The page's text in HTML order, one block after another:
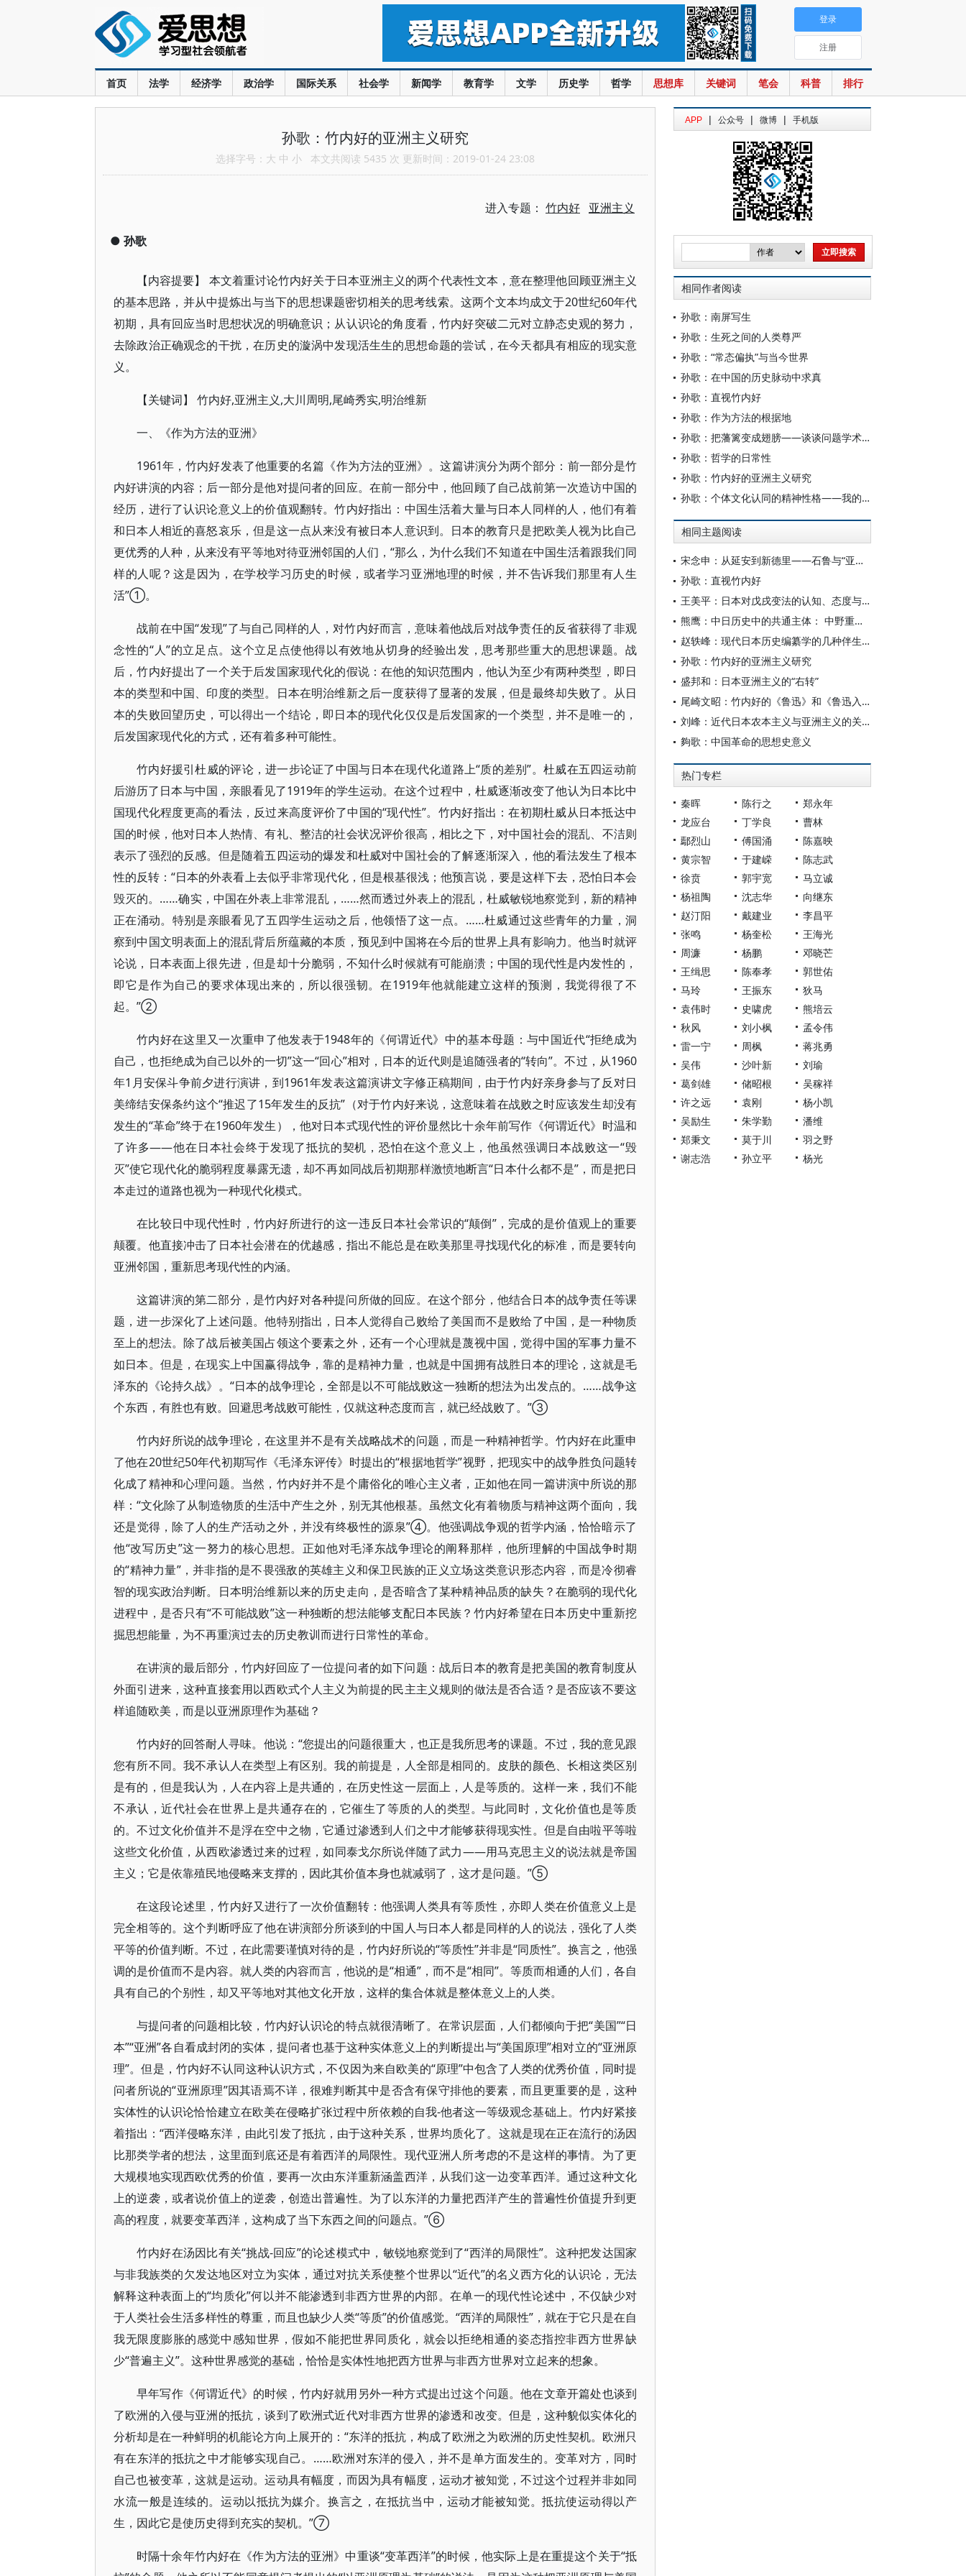
首页 法学 经济学 政治学 国际关系 社会学 新闻学 教育学 文学 历史学 哲学 思想库 关键词 笔会 科普 排行
登录
注册
孙歌：竹内好的亚洲主义研究
选择字号： 大 中 小 本文共阅读 5435 次 更新时间：2019-01-24 23:08
进入专题： 竹内好 亚洲主义
● 孙歌
【内容提要】 本文着重讨论竹内好关于日本亚洲主义的两个代表性文本，意在整理他回顾亚洲主义
的基本思路，并从中提炼出与当下的思想课题密切相关的思考线索。这两个文本均成文于20世纪60年代
初期，具有回应当时思想状况的明确意识；从认识论的角度看，竹内好突破二元对立静态史观的努力，
去除政治正确观念的干扰，在历史的漩涡中发现活生生的思想命题的尝试，在今天都具有相应的现实意
义。
【关键词】 竹内好,亚洲主义,大川周明,尾崎秀实,明治维新
一、《作为方法的亚洲》
1961年，竹内好发表了他重要的名篇《作为方法的亚洲》。这篇讲演分为两个部分：前一部分是竹
内好讲演的内容；后一部分是他对提问者的回应。在前一部分中，他回顾了自己战前第一次造访中国的
经历，进行了认识论意义上的价值观翻转。竹内好指出：中国生活着大量与日本人同样的人，他们有着
和日本人相近的喜怒哀乐，但是这一点从来没有被日本人意识到。日本的教育只是把欧美人视为比自己
更优秀的人种，从来没有平等地对待亚洲邻国的人们，“那么，为什么我们不知道在中国生活着跟我们同
样的人呢？这是因为，在学校学习历史的时候，或者学习亚洲地理的时候，并不告诉我们那里有人生
活”①。
战前在中国“发现”了与自己同样的人，对竹内好而言，意味着他战后对战争责任的反省获得了非观
念性的“人”的立足点。这个立足点使他得以有效地从切身的经验出发，思考那些重大的思想课题。战
后，竹内好提出了一个关于后发国家现代化的假说：在他的知识范围内，他认为至少有两种类型，即日
本的类型和中国、印度的类型。日本在明治维新之后一度获得了显著的发展，但是最终却失败了。从日
本的失败回望历史，可以得出一个结论，即日本的现代化仅仅是后发国家的一个类型，并不是唯一的，
后发国家现代化的方式，还有着多种可能性。
竹内好援引杜威的评论，进一步论证了中国与日本在现代化道路上“质的差别”。杜威在五四运动前
后游历了日本与中国，亲眼看见了1919年的学生运动。在这个过程中，杜威逐渐改变了他认为日本比中
国现代化程度更高的看法，反过来高度评价了中国的“现代性”。竹内好指出：在初期杜威从日本抵达中
国的时候，他对日本人热情、有礼、整洁的社会状况评价很高，相比之下，对中国社会的混乱、不洁则
表示了强烈的反感。但是随着五四运动的爆发和杜威对中国社会的了解逐渐深入，他的看法发生了根本
性的反转：“日本的外表看上去似乎非常现代化，但是根基很浅；他预言说，要是这样下去，恐怕日本会
毁灭的。……确实，中国在外表上非常混乱，……然而透过外表上的混乱，杜威敏锐地察觉到，新的精神
正在涌动。特别是亲眼看见了五四学生运动之后，他领悟了这一点。……杜威通过这些青年的力量，洞
察到中国文明表面上的混乱背后所蕴藏的本质，预见到中国将在今后的世界上具有影响力。他当时就评
论说，日本表面上很先进，但是却十分脆弱，不知什么时候就有可能崩溃；中国的现代性是内发性的，
即它是作为自己的要求体现出来的，所以很强韧。在1919年他就能建立这样的预测，我觉得很了不
起。”②
竹内好在这里又一次重申了他发表于1948年的《何谓近代》中的基本母题：与中国近代“拒绝成为
自己，也拒绝成为自己以外的一切”这一“回心”相对，日本的近代则是追随强者的“转向”。不过，从1960
年1月安保斗争前夕进行演讲，到1961年发表这篇演讲文字修正稿期间，由于竹内好亲身参与了反对日
美缔结安保条约这个“推迟了15年发生的反抗”（对于竹内好来说，这意味着在战败之时应该发生却没有
发生的“革命”终于在1960年发生），他对日本式现代性的评价显然比十余年前写作《何谓近代》时温和
了许多——他在日本社会终于发现了抵抗的契机，恐怕在这个意义上，他虽然强调日本战败这一“毁
灭”使它现代化的脆弱程度暴露无遗，却不再如同战后初期那样激愤地断言“日本什么都不是”，而是把日
本走过的道路也视为一种现代化模式。
在比较日中现代性时，竹内好所进行的这一违反日本社会常识的“颠倒”，完成的是价值观上的重要
颠覆。他直接冲击了日本社会潜在的优越感，指出不能总是在欧美那里寻找现代化的标准，而是要转向
亚洲邻国，重新思考现代性的内涵。
这篇讲演的第二部分，是竹内好对各种提问所做的回应。在这个部分，他结合日本的战争责任等课
题，进一步深化了上述问题。他特别指出，日本人觉得自己败给了美国而不是败给了中国，是一种物质
至上的想法。除了战后被美国占领这个要素之外，还有一个心理就是蔑视中国，觉得中国的军事力量不
如日本。但是，在现实上中国赢得战争，靠的是精神力量，也就是中国拥有战胜日本的理论，这就是毛
泽东的《论持久战》。“日本的战争理论，全部是以不可能战败这一独断的想法为出发点的。……战争这
个东西，有胜也有败。回避思考战败可能性，仅就这种态度而言，就已经战败了。”③
竹内好所说的战争理论，在这里并不是有关战略战术的问题，而是一种精神哲学。竹内好在此重申
了他在20世纪50年代初期写作《毛泽东评传》时提出的“根据地哲学”视野，把现实中的战争胜负问题转
化成了精神和心理问题。当然，竹内好并不是个庸俗化的唯心主义者，正如他在同一篇讲演中所说的那
样：“文化除了从制造物质的生活中产生之外，别无其他根基。虽然文化有着物质与精神这两个面向，我
还是觉得，除了人的生产活动之外，并没有终极性的源泉”④。他强调战争观的哲学内涵，恰恰暗示了
他“改写历史”这一努力的核心思想。正如他对毛泽东战争理论的阐释那样，他所理解的中国战争时期
的“精神力量”，并非指的是不畏强敌的英雄主义和保卫民族的正义立场这类意识形态内容，而是冷彻睿
智的现实政治判断。日本明治维新以来的历史走向，是否暗含了某种精神品质的缺失？在脆弱的现代化
进程中，是否只有“不可能战败”这一种独断的想法能够支配日本民族？竹内好希望在日本历史中重新挖
掘思想能量，为不再重演过去的历史教训而进行日常性的革命。
在讲演的最后部分，竹内好回应了一位提问者的如下问题：战后日本的教育是把美国的教育制度从
外面引进来，这种直接套用以西欧式个人主义为前提的民主主义规则的做法是否合适？是否应该不要这
样追随欧美，而是以亚洲原理作为基础？
竹内好的回答耐人寻味。他说：“您提出的问题很重大，也正是我所思考的课题。不过，我的意见跟
您有所不同。我不承认人在类型上有区别。我的前提是，人全部是相同的。皮肤的颜色、长相这类区别
是有的，但是我认为，人在内容上是共通的，在历史性这一层面上，人是等质的。这样一来，我们不能
不承认，近代社会在世界上是共通存在的，它催生了等质的人的类型。与此同时，文化价值也是等质
的。不过文化价值并不是浮在空中之物，它通过渗透到人们之中才能够获得现实性。但是自由啦平等啦
这些文化价值，从西欧渗透过来的过程，如同泰戈尔所说伴随了武力——用马克思主义的说法就是帝国
主义；它是依靠殖民地侵略来支撑的，因此其价值本身也就减弱了，这才是问题。”⑤
在这段论述里，竹内好又进行了一次价值翻转：他强调人类具有等质性，亦即人类在价值意义上是
完全相等的。这个判断呼应了他在讲演部分所谈到的中国人与日本人都是同样的人的说法，强化了人类
平等的价值判断。不过，在此需要谨慎对待的是，竹内好所说的“等质性”并非是“同质性”。换言之，他强
调的是价值而不是内容。就人类的内容而言，他说的是“相通”，而不是“相同”。等质而相通的人们，各自
具有自己的个别性，却又平等地对其他文化开放，这样的集合体就是整体意义上的人类。
与提问者的问题相比较，竹内好认识论的特点就很清晰了。在常识层面，人们都倾向于把“美国”“日
本”“亚洲”各自看成封闭的实体，提问者也基于这种实体意义上的判断提出与“美国原理”相对立的“亚洲原
理”。但是，竹内好不认同这种认识方式，不仅因为来自欧美的“原理”中包含了人类的优秀价值，同时提
问者所说的“亚洲原理”因其语焉不详，很难判断其中是否含有保守排他的要素，而且更重要的是，这种
实体性的认识论恰恰建立在欧美在侵略扩张过程中所依赖的自我-他者这一等级观念基础上。竹内好紧接
着指出：“西洋侵略东洋，由此引发了抵抗，由于这种关系，世界均质化了。这就是现在正在流行的汤因
比那类学者的想法，这里面到底还是有着西洋的局限性。现代亚洲人所考虑的不是这样的事情。为了更
大规模地实现西欧优秀的价值，要再一次由东洋重新涵盖西洋，从我们这一边变革西洋。通过这种文化
上的逆袭，或者说价值上的逆袭，创造出普遍性。为了以东洋的力量把西洋产生的普遍性价值提升到更
高的程度，就要变革西洋，这构成了当下东西之间的问题点。”⑥
竹内好在汤因比有关“挑战-回应”的论述模式中，敏锐地察觉到了“西洋的局限性”。这种把发达国家
与非我族类的欠发达地区对立为实体，通过对抗关系使整个世界以“近代”的名义西方化的认识论，无法
解释这种表面上的“均质化”何以并不能渗透到非西方世界的内部。在单一的现代性论述中，不仅缺少对
于人类社会生活多样性的尊重，而且也缺少人类“等质”的价值感觉。“西洋的局限性”，就在于它只是在自
我无限度膨胀的感觉中感知世界，假如不能把世界同质化，就会以拒绝相通的姿态指控非西方世界缺
少“普遍主义”。这种世界感觉的基础，恰恰是实体性地把西方世界与非西方世界对立起来的想象。
早年写作《何谓近代》的时候，竹内好就用另外一种方式提出过这个问题。他在文章开篇处也谈到
了欧洲的入侵与亚洲的抵抗，谈到了欧洲式近代对非西方世界的渗透和改变。但是，这种貌似实体化的
分析却是在一种鲜明的机能论方向上展开的：“东洋的抵抗，构成了欧洲之为欧洲的历史性契机。欧洲只
有在东洋的抵抗之中才能够实现自己。……欧洲对东洋的侵入，并不是单方面发生的。变革对方，同时
自己也被变革，这就是运动。运动具有幅度，而因为具有幅度，运动才被知觉，不过这个过程并非如同
水流一般是连续的。运动以抵抗为媒介。换言之，在抵抗当中，运动才能被知觉。抵抗使运动得以产
生，因此它是使历史得到充实的契机。”⑦
时隔十余年竹内好在《作为方法的亚洲》中重谈“变革西洋”的时候，他实际上是在重提这个关于“抵
APP | 公众号 | 微博 | 手机版
相同作者阅读
孙歌：南屏写生
孙歌：生死之间的人类尊严
孙歌：“常态偏执”与当今世界
孙歌：在中国的历史脉动中求真
孙歌：直视竹内好
孙歌：作为方法的根据地
孙歌：把藩篱变成翅膀——谈谈问题学术的边界
孙歌：哲学的日常性
孙歌：竹内好的亚洲主义研究
孙歌：个体文化认同的精神性格——我的四十年
相同主题阅读
宋念申：从延安到新德里——石鲁与“亚洲”的延长线
孙歌：直视竹内好
王美平：日本对戊戌变法的认知、态度与战略
熊鹰：中日历史中的共通主体： 中野重治“非他者”的鲁迅论
赵轶峰：现代日本历史编纂学的几种伴生观念
孙歌：竹内好的亚洲主义研究
盛邦和：日本亚洲主义的“右转”
尾崎文昭：竹内好的《鲁迅》和《鲁迅入门》
刘峰：近代日本农本主义与亚洲主义的关联性
夠歌：中国革命的思想史意义
热门专栏
秦晖 陈行之
郑永年
龙应台
丁学良
曹林
鄢烈山
傅国涌
陈嘉映
黄宗智
于建嵘
陈志武
徐贲
郭宇宽
马立诚
杨祖陶
沈志华
向继东
赵汀阳
戴建业
李昌平
张鸣
杨奎松
王海光
周濂
杨鹏
邓晓芒
王缉思
陈奉孝
郭世佑
马玲
王振东
狄马
袁伟时
史啸虎
熊培云
秋风
刘小枫
孟令伟
雷一宁
周枫
蒋兆勇
吴伟
沙叶新
刘瑜
葛剑雄
储昭根
吴稼祥
许之远
袁刚
杨小凯
吴励生
朱学勤
潘维
郑秉文
莫于川
羽之野
谢志浩
孙立平 杨光